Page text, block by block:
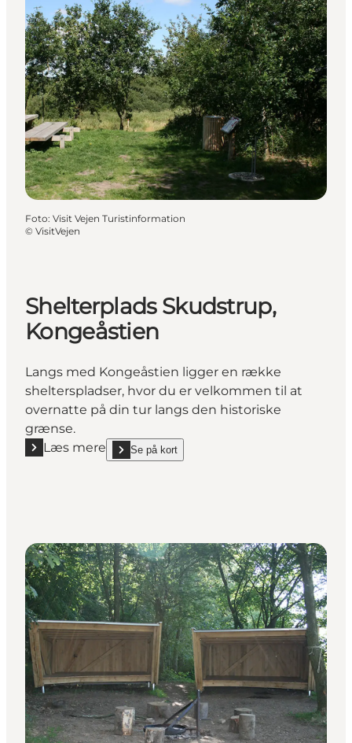
Foto: Visit Vejen Turistinformation
© VisitVejen
Shelterplads Skudstrup,
Kongeåstien
Langs med Kongeåstien ligger en række
shelterspladser, hvor du er velkommen til at
overnatte på din tur langs den historiske
grænse.
Læs mere
Læs mere "Shelterplads Skudstrup, Kongeåstien"
Se på kort
show Shelterplads Skudstrup, Kongeåstien on_map